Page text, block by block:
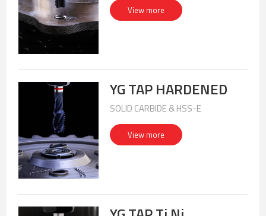
View more
YG TAP HARDENED
SOLID CARBIDE & HSS-E
View more